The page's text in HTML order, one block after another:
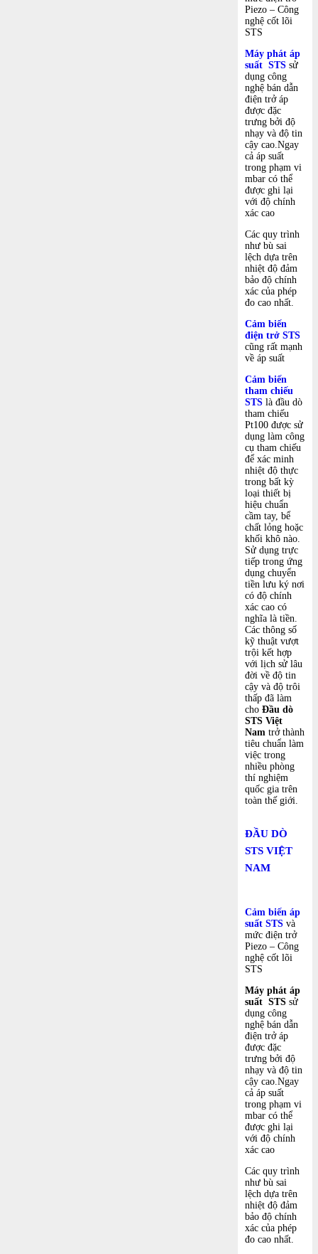
Piezo – Công
nghệ cốt lõi
STS
Máy phát áp
suất STS sử
dụng công
nghệ bán dẫn
điện trở áp
được đặc
trưng bởi độ
nhạy và độ tin
cậy cao.Ngay
cả áp suất
trong phạm vi
mbar có thể
được ghi lại
với độ chính
xác cao
Các quy trình
như bù sai
lệch dựa trên
nhiệt độ đảm
bảo độ chính
xác của phép
đo cao nhất.
Cảm biến
điện trở STS
cũng rất mạnh
về áp suất
Cảm biến
tham chiếu
STS là đầu dò
tham chiếu
Pt100 được sử
dụng làm công
cụ tham chiếu
để xác minh
nhiệt độ thực
trong bất kỳ
loại thiết bị
hiệu chuẩn
cầm tay, bể
chất lỏng hoặc
khối khô nào.
Sử dụng trực
tiếp trong ứng
dụng chuyển
tiền lưu ký nơi
có độ chính
xác cao có
nghĩa là tiền.
Các thông số
kỹ thuật vượt
trội kết hợp
với lịch sử lâu
đời về độ tin
cậy và độ trôi
thấp đã làm
cho Đầu dò
STS Việt
Nam trở thành
tiêu chuẩn làm
việc trong
nhiều phòng
thí nghiệm
quốc gia trên
toàn thế giới.
ĐẦU DÒ
STS VIỆT
NAM
Cảm biến áp
suất STS và
mức điện trở
Piezo – Công
nghệ cốt lõi
STS
Máy phát áp
suất STS sử
dụng công
nghệ bán dẫn
điện trở áp
được đặc
trưng bởi độ
nhạy và độ tin
cậy cao.Ngay
cả áp suất
trong phạm vi
mbar có thể
được ghi lại
với độ chính
xác cao
Các quy trình
như bù sai
lệch dựa trên
nhiệt độ đảm
bảo độ chính
xác của phép
đo cao nhất.